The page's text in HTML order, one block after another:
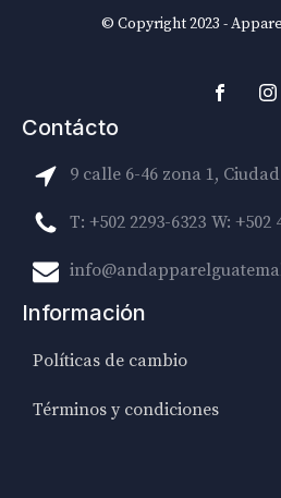
© Copyright 2023 -
Contácto
9 calle 6-46 zona 1,
T: +502 2293-6323 W: +502
Información
Políticas de cambio
Términos y condiciones